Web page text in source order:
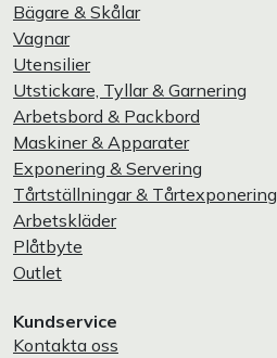
Bägare & Skålar
Vagnar
Utensilier
Utstickare, Tyllar & Garnering
Arbetsbord & Packbord
Maskiner & Apparater
Exponering & Servering
Tårtställningar & Tårtexponering
Arbetskläder
Plåtbyte
Outlet
Kundservice
Kontakta oss